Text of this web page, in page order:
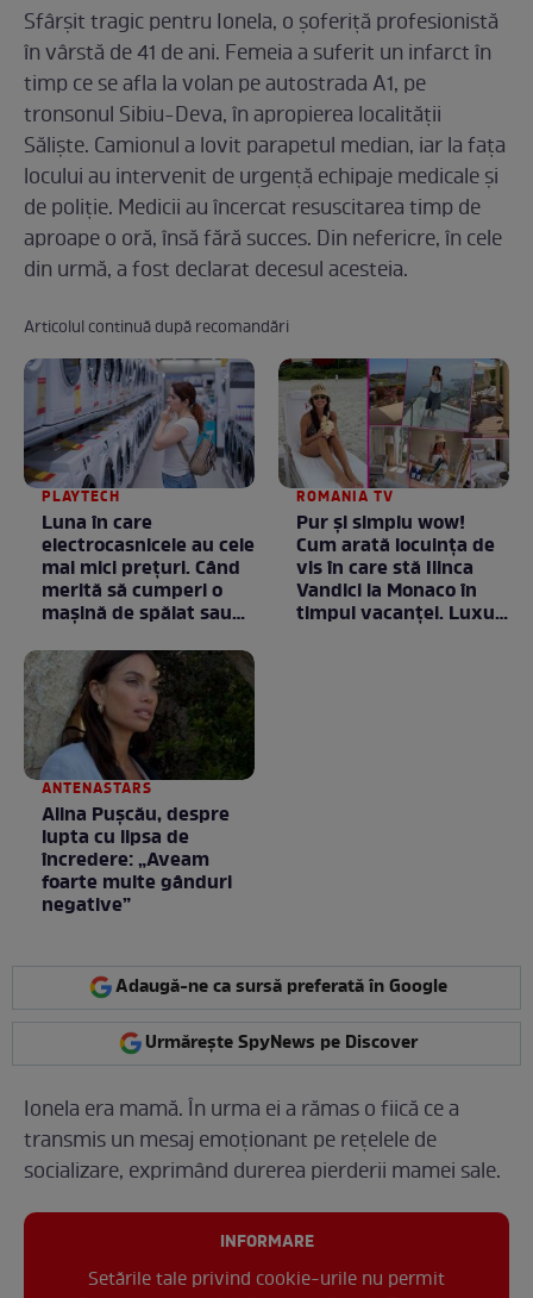
Sfârșit tragic pentru Ionela, o șoferiță profesionistă
în vârstă de 41 de ani. Femeia a suferit un infarct în
timp ce se afla la volan pe autostrada A1, pe
tronsonul Sibiu-Deva, în apropierea localității
Săliște. Camionul a lovit parapetul median, iar la fața
locului au intervenit de urgență echipaje medicale și
de poliție. Medicii au încercat resuscitarea timp de
aproape o oră, însă fără succes. Din nefericre, în cele
din urmă, a fost declarat decesul acesteia.
Articolul continuă după recomandări
PLAYTECH
Luna în care
electrocasnicele au cele
mai mici prețuri. Când
merită să cumperi o
mașină de spălat sau
ROMANIA TV
Pur și simplu wow!
Cum arată locuința de
vis în care stă Ilinca
Vandici la Monaco în
timpul vacanței. Luxul
ANTENASTARS
Alina Pușcău, despre
lupta cu lipsa de
încredere: „Aveam
foarte multe gânduri
negative”
Adaugă-ne ca sursă preferată în Google
Urmărește SpyNews pe Discover
Ionela era mamă. În urma ei a rămas o fiică ce a
transmis un mesaj emoționant pe rețelele de
socializare, exprimând durerea pierderii mamei sale.
INFORMARE
Setările tale privind cookie-urile nu permit